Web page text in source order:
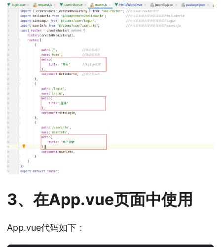
3、在App.vue页面中使用
App.vue代码如下：